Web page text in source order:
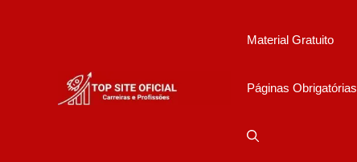
Material Gratuito
Páginas Obrigatórias